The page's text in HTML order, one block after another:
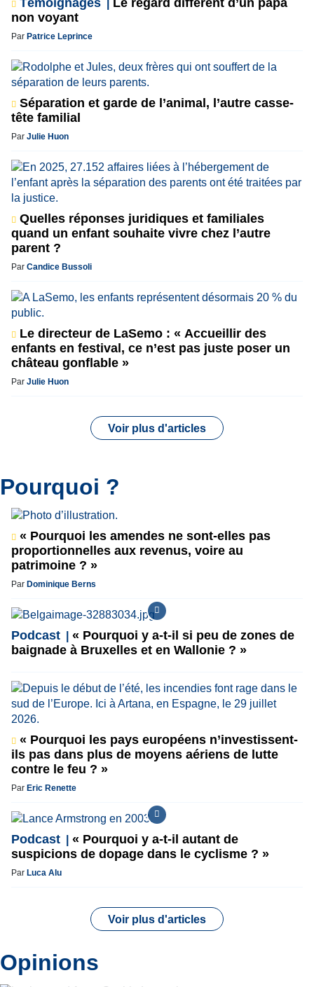
non voyant
Par Patrice Leprince
Séparation et garde de l’animal, l’autre casse-
tête familial
Par Julie Huon
Quelles réponses juridiques et familiales
quand un enfant souhaite vivre chez l’autre
parent ?
Par Candice Bussoli
Le directeur de LaSemo : « Accueillir des
enfants en festival, ce n’est pas juste poser un
château gonflable »
Par Julie Huon
Voir plus d'articles
Pourquoi ?
« Pourquoi les amendes ne sont-elles pas
proportionnelles aux revenus, voire au
patrimoine ? »
Par Dominique Berns
Podcast
« Pourquoi y a-t-il si peu de zones de
baignade à Bruxelles et en Wallonie ? »
« Pourquoi les pays européens n’investissent-
ils pas dans plus de moyens aériens de lutte
contre le feu ? »
Par Eric Renette
Podcast
« Pourquoi y a-t-il autant de
suspicions de dopage dans le cyclisme ? »
Par Luca Alu
Voir plus d'articles
Opinions